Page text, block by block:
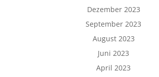
Dezember 2023
September 2023
August 2023
Juni 2023
April 2023